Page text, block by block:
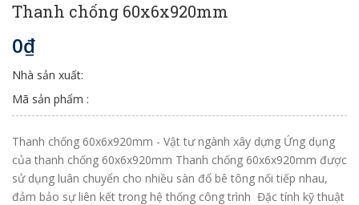
Thanh chống 60x6x920mm
0₫
Nhà sản xuất:
Mã sản phẩm :
Thanh chống 60x6x920mm - Vật tư ngành xây dựng Ứng dụng
của thanh chống 60x6x920mm Thanh chống 60x6x920mm được
sử dụng luân chuyển cho nhiều sàn đổ bê tông nối tiếp nhau,
đảm bảo sự liên kết trong hệ thống công trình Đặc tính kỹ thuật